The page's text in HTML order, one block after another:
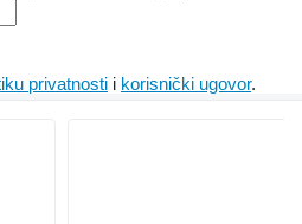
privatnosti i korisnički ugovor.